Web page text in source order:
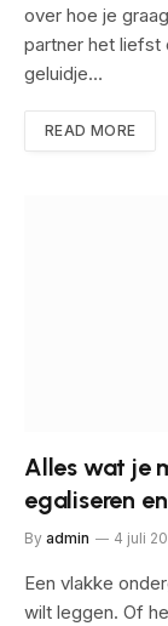
over hoe je
partner het liefst
geluidje…
READ MORE
Alles wat je
egaliseren
By admin 4 juli
Een vlakke
wilt leggen. Of